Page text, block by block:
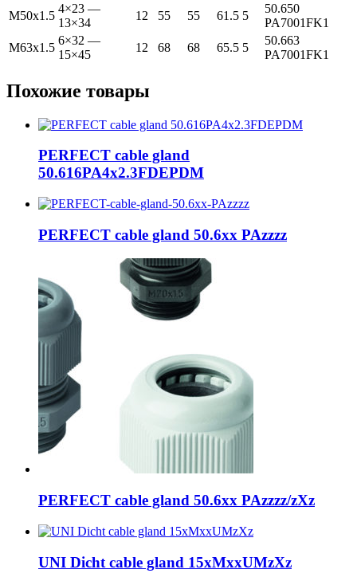
M50x1.5
4×23 —
13×34
12 55 55 61.5 5
50.650
PA7001FK1
M63x1.5
6×32 —
15×45
12 68 68 65.5 5
50.663
PA7001FK1
Похожие товары
PERFECT cable gland
50.616PA4x2.3FDEPDM
PERFECT cable gland 50.6xx PAzzzz
PERFECT cable gland 50.6xx PAzzzz/zXz
UNI Dicht cable gland 15xMxxUMzXz